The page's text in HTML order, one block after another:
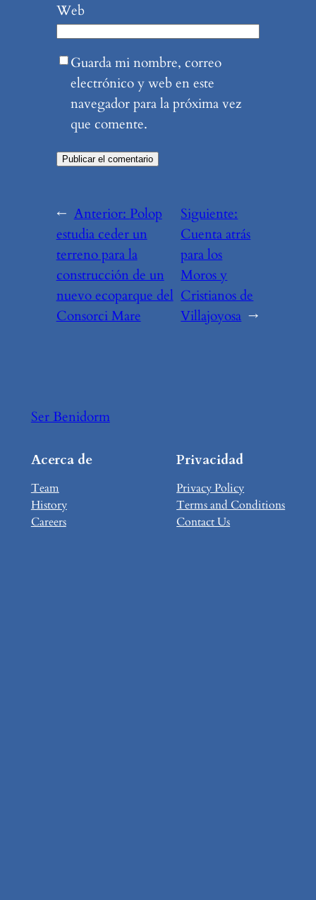
Web
Guarda mi nombre, correo
electrónico y web en este
navegador para la próxima vez
que comente.
← Anterior:Polop
estudia ceder un
terreno para la
construcción de un
nuevo ecoparque del
Consorci Mare
Siguiente:
Cuenta atrás
para los
Moros y
Cristianos de
Villajoyosa →
Ser Benidorm
Acerca de
Team
History
Careers
Privacidad
Privacy Policy
Terms and Conditions
Contact Us